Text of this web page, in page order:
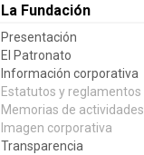
La Fundación
Presentación
El Patronato
Información corporativa
Estatutos y reglamentos
Memorias de actividades
Imagen corporativa
Transparencia